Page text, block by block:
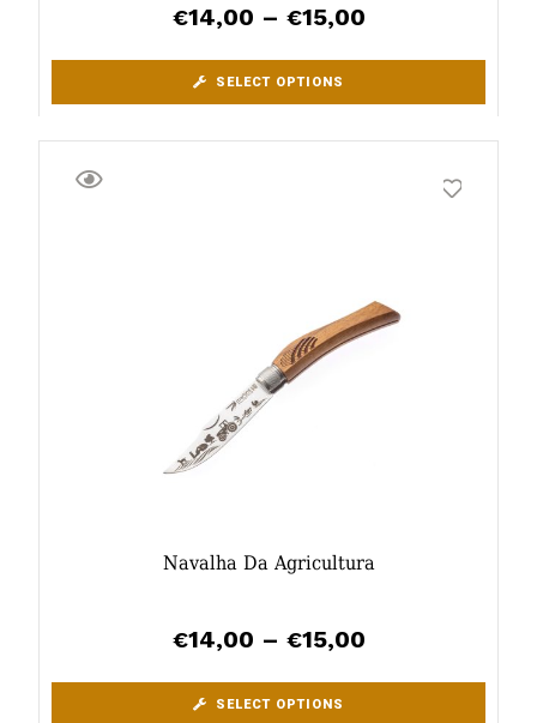
€14,00 – €15,00
SELECT OPTIONS
Navalha Da Agricultura
€14,00 – €15,00
SELECT OPTIONS